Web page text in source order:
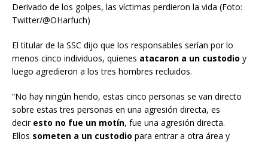
Derivado de los golpes, las víctimas perdieron la vida (Foto:
Twitter/@OHarfuch)
El titular de la SSC dijo que los responsables serían por lo
menos cinco individuos, quienes atacaron a un custodio y
luego agredieron a los tres hombres recluidos.
“No hay ningún herido, estas cinco personas se van directo
sobre estas tres personas en una agresión directa, es
decir esto no fue un motín, fue una agresión directa.
Ellos someten a un custodio para entrar a otra área y